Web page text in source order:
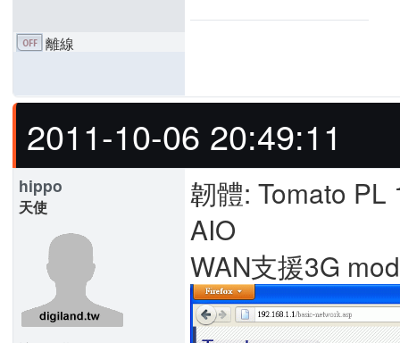
離線
2011-10-06 20:49:11
hippo
天使
韌體: Tomato
AIO
WAN支援3G